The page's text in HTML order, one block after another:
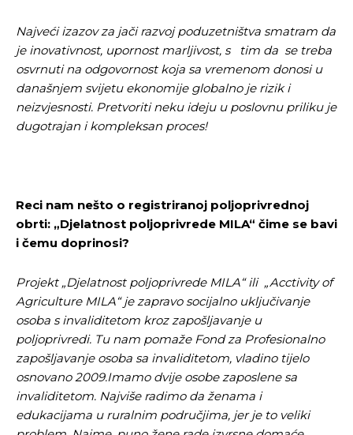
Pusti priču da živi!
Ovim putem želimo da vam se zahvalimo što ste
odlučili da pustite Vašu priču da živi, Redakcija
Objavi.ba
[wpuf_form id=”7463”]
Pusti priču da živi!
Ovim putem želimo da vam se zahvalimo što ste
odlučili da pustite Vašu priču da živi, Redakcija
Objavi.ba
[wpuf_form id=”7463”]
Najveći izazov za jači razvoj poduzetništva smatram da
je inovativnost, upornost marljivost, s tim da se treba
osvrnuti na odgovornost koja sa vremenom donosi u
današnjem svijetu ekonomije globalno je rizik i
neizvjesnosti. Pretvoriti neku ideju u poslovnu priliku je
dugotrajan i kompleksan proces!
Reci nam nešto o registriranoj poljoprivrednoj
obrti: „Djelatnost poljoprivrede MILA“ čime se bavi
i čemu doprinosi?
Projekt „Djelatnost poljoprivrede MILA“ ili „Acctivity of
Agriculture MILA“ je zapravo socijalno uključivanje
osoba s invaliditetom kroz zapošljavanje u
poljoprivredi. Tu nam pomaže Fond za Profesionalno
zapošljavanje osoba sa invaliditetom, vladino tijelo
osnovano 2009.Imamo dvije osobe zaposlene sa
invaliditetom. Najviše radimo da ženama i
edukacijama u ruralnim područjima, jer je to veliki